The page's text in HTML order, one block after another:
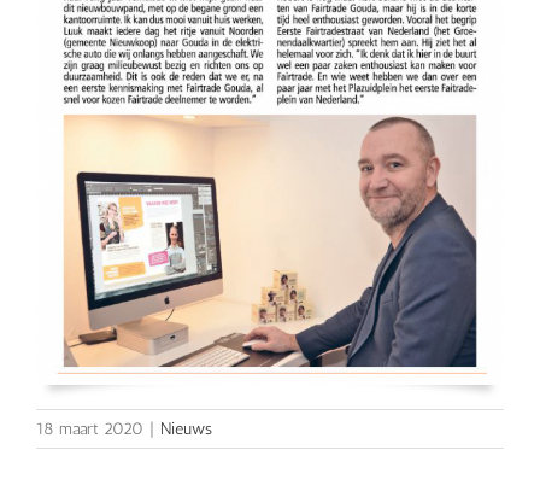
18 maart 2020 | Nieuws